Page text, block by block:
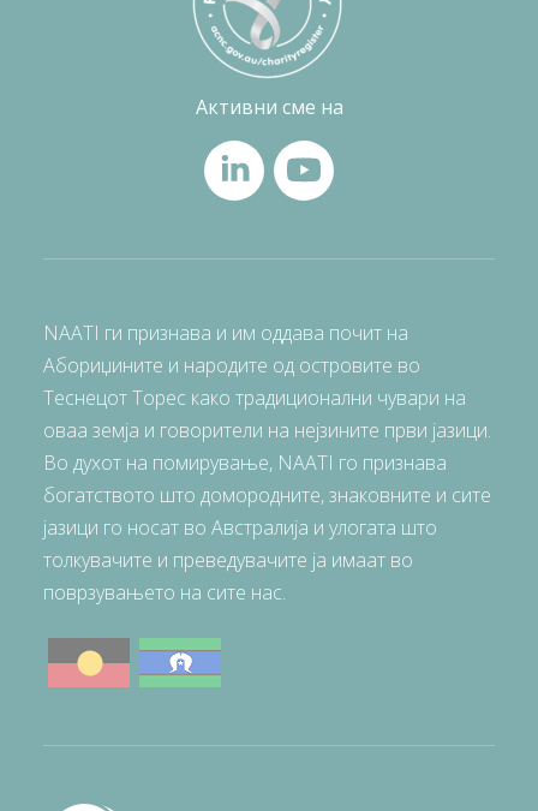
Активни сме на
NAATI ги признава и им оддава почит на
Абориџините и народите од островите во
Теснецот Торес како традиционални чувари на
оваа земја и говорители на нејзините први јазици.
Во духот на помирување, NAATI го признава
богатството што домородните, знаковните и сите
јазици го носат во Австралија и улогата што
толкувачите и преведувачите ја имаат во
поврзувањето на сите нас.